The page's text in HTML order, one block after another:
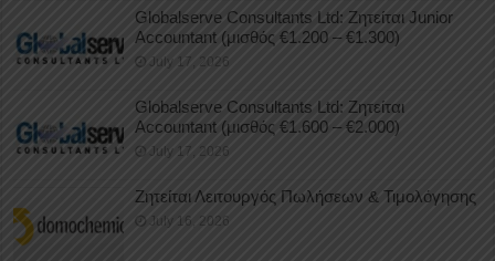
Globalserve Consultants Ltd: Ζητείται Junior
Accountant (μισθός €1.200 – €1.300)
July 17, 2026
Globalserve Consultants Ltd: Ζητείται
Accountant (μισθός €1.600 – €2.000)
July 17, 2026
Ζητείται Λειτουργός Πωλήσεων & Τιμολόγησης
July 16, 2026